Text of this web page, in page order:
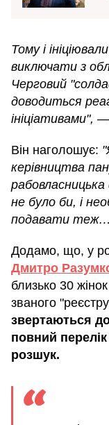
Тому і
виключати з
Черговий
доводиться
ініціативами",
Він наголошує:
керівництва
не було би, і
подавати
Додамо, що, у
Дмитро
близько 30
званого
звертаються
повний
розшук.